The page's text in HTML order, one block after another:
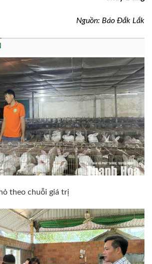
Nguồn: Báo Đắk Lắk
theo chuỗi giá trị